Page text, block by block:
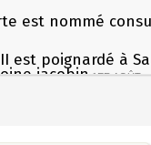
est nommé
est poignardé à
jacobin 1ER AOÛT